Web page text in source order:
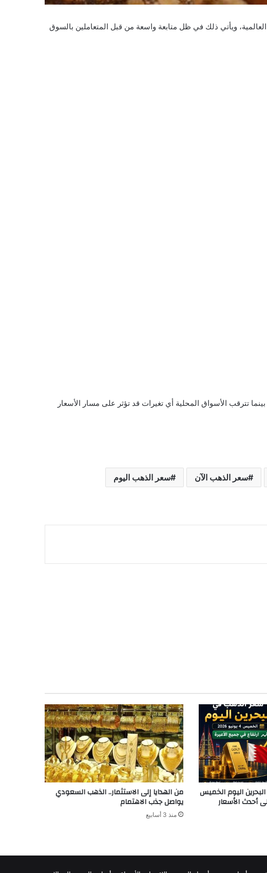
ويأتي ذلك في ظل متابعة واسعة من قبل المتعاملين بالسوق
تترقب الأسواق المحلية أي تغيرات قد تؤثر على مسار الأسعار
سعر الذهب الآن سعر الذهب اليوم
اليوم الخميس من الهدايا إلى الاستثمار.. الذهب السعودي
يواصل جذب الاهتمام
منذ 3 أسابيع